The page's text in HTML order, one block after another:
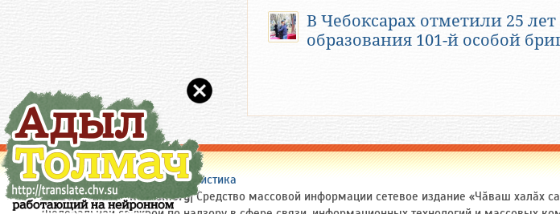
В Чебоксарах отметили 25 лет
образования 101-й особой
О сайте|Помощь сайту|Статистика
(c) 2005-2026 Chuvash.Org| Средство массовой информации сетевое издание «Чӑваш халӑх